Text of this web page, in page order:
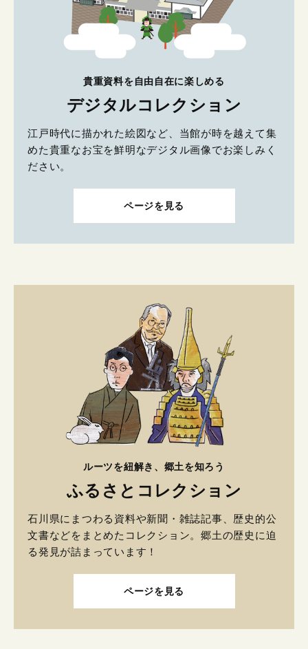
貴重資料を自由自在に楽しめる
デジタルコレクション
江戸時代に描かれた絵図など、当館が時を越えて集
めた貴重なお宝を鮮明なデジタル画像でお楽しみく
ださい。
ページを見る
ルーツを紐解き、郷土を知ろう
ふるさとコレクション
石川県にまつわる資料や新聞・雑誌記事、歴史的公
文書などをまとめたコレクション。郷土の歴史に迫
る発見が詰まっています！
ページを見る